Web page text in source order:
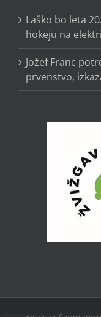
Laško bo leta
hokeju na
Jožef Franc
prvenstvo,